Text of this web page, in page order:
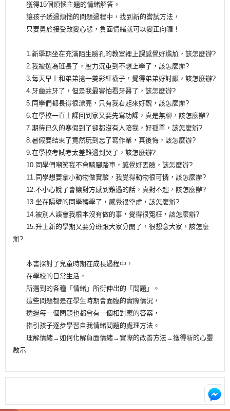
獲得15個煩惱主題的情緒解答。
讓孩子透過煩惱的問題過程中，找到新的嘗試方法，
只要勇於接受改變心態，負面情緒就可以變正向囉！
1.新學期坐在充滿陌生臉孔的教室裡上課感覺好尷尬，該怎麼辦?
2.我被選為班長了，壓力沉重到不想上學了，該怎麼辦?
3.每天早上和弟弟搶一雙彩紅襪子，覺得弟弟好討厭，該怎麼辦?
4.牙齒蛀牙了，但是我最害怕看牙醫了，該怎麼辦?
5.同學們都長得很漂亮，只有我看起來好醜，該怎麼辦?
6.在學校一直上課回到家又要先寫功課，真是無聊，該怎麼辦?
7.期待已久的寒假到了卻都沒有人陪我，好孤單，該怎麼辦?
8.暑假要結束了竟然玩到忘了寫作業，真後悔，該怎麼辦?
9.在學校考試考太差難過到哭了，該怎麼辦?
10.同學們嘲笑我不會騎腳踏車，感覺好丟臉，該怎麼辦?
11.同學想要拿小動物做實驗，我覺得動物很可憐，該怎麼辦?
12.不小心說了會讓對方感到難過的話，真對不起，該怎麼辦?
13.坐在隔壁的同學轉學了，感覺很空虛，該怎麼辦?
14.被別人誤會我根本沒有做的事，覺得很冤枉，該怎麼辦?
15.升上新的學期又要分班跟大家分開了，很想念大家，該怎麼
辦?
本書探討了兒童時期在成長過程中，
在學校的日常生活，
所遇到的各種「情緒」所衍伸出的「問題」。
這些問題都是在學生時期會面臨的實際情況，
透過每一個問題也都會有一個相對應的答案，
指引孩子逐步學習自我情緒問題的處理方法。
理解情緒→如何化解負面情緒→實際的改善方法→獲得新的心靈
啟示